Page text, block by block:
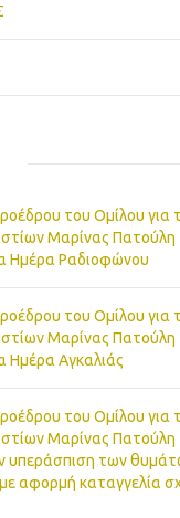
του Ομίλου για
Μαρίνας Πατούλη
Ημέρα Ραδιοφώνου
του Ομίλου για
Μαρίνας Πατούλη
Ημέρα Αγκαλιάς
του Ομίλου για
Μαρίνας Πατούλη
υπεράσπιση των
αφορμή καταγγελία